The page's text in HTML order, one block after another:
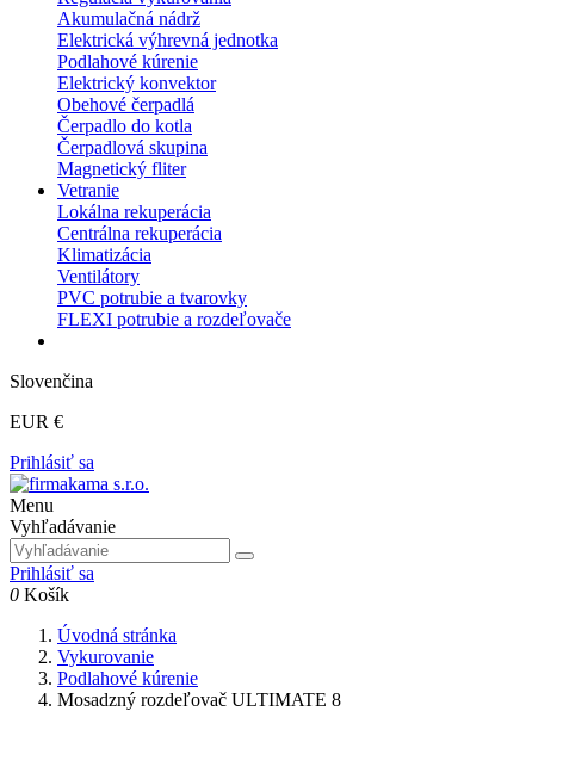
Akumulačná nádrž
Elektrická výhrevná jednotka
Podlahové kúrenie
Elektrický konvektor
Obehové čerpadlá
Čerpadlo do kotla
Čerpadlová skupina
Magnetický fliter
Vetranie
Lokálna rekuperácia
Centrálna rekuperácia
Klimatizácia
Ventilátory
PVC potrubie a tvarovky
FLEXI potrubie a rozdeľovače
Slovenčina
EUR €
Prihlásiť sa
Menu
Vyhľadávanie
Prihlásiť sa
0 Košík
Úvodná stránka
Vykurovanie
Podlahové kúrenie
Mosadzný rozdeľovač ULTIMATE 8